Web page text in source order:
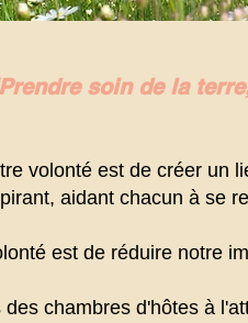
soin de la
volonté est de créer un
aidant chacun à se
est de réduire notre
des chambres d'hôtes à